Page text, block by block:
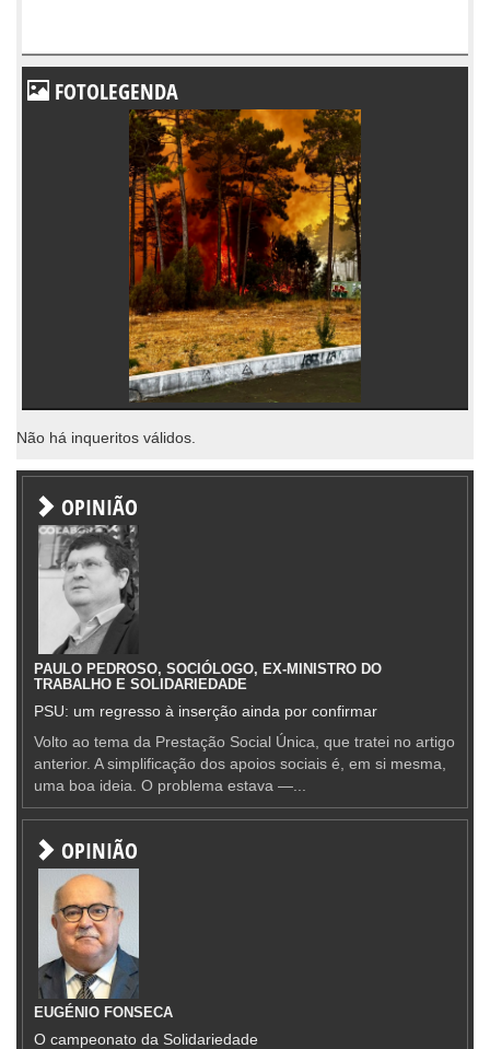
FOTOLEGENDA
Não há inqueritos válidos.
OPINIÃO
PAULO PEDROSO, SOCIÓLOGO, EX-MINISTRO DO
TRABALHO E SOLIDARIEDADE
PSU: um regresso à inserção ainda por confirmar
Volto ao tema da Prestação Social Única, que tratei no artigo
anterior. A simplificação dos apoios sociais é, em si mesma,
uma boa ideia. O problema estava —...
OPINIÃO
EUGÉNIO FONSECA
O campeonato da Solidariedade